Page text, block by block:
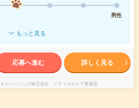
男性
もっと見る
応募へ進む 詳しく見る
ルソーシング株式会社 メディカルケア事業部